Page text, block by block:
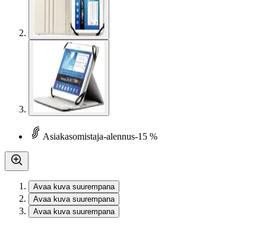
Asiakasomistaja-alennus-15 %
Avaa kuva suurempana
Avaa kuva suurempana
Avaa kuva suurempana